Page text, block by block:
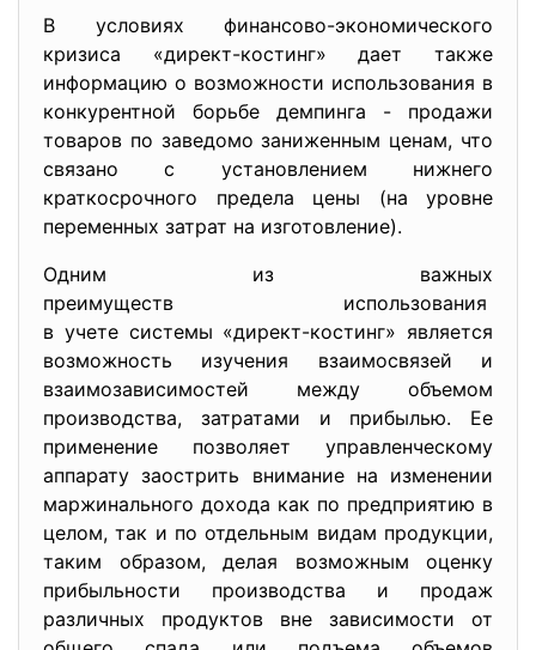
В условиях финансово-экономического
кризиса «директ-костинг» дает также
информацию о возможности использования в
конкурентной борьбе демпинга - продажи
товаров по заведомо заниженным ценам, что
связано с установлением нижнего
краткосрочного предела цены (на уровне
переменных затрат на изготовление).
Одним из важных
преимуществ использования
в учете системы «директ-костинг» является
возможность изучения взаимосвязей и
взаимозависимостей между объемом
производства, затратами и прибылью. Ее
применение позволяет управленческому
аппарату заострить внимание на изменении
маржинального дохода как по предприятию в
целом, так и по отдельным видам продукции,
таким образом, делая возможным оценку
прибыльности производства и продаж
различных продуктов вне зависимости от